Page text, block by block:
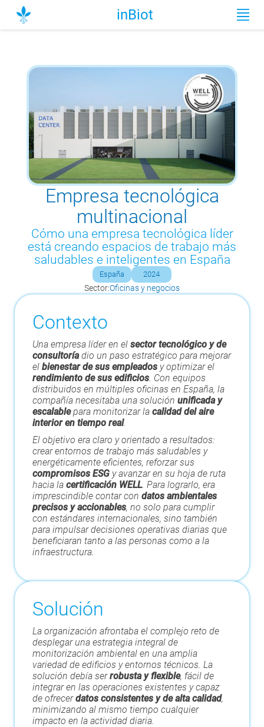
inBiot
Empresa tecnológica
multinacional
Cómo una empresa tecnológica líder
está creando espacios de trabajo más
saludables e inteligentes en España
España 2024
Sector:Oficinas y negocios
Contexto
Una empresa líder en el sector tecnológico y de
consultoríadio un paso estratégico para mejorar
el bienestar de sus empleados y optimizar el
rendimiento de sus edificios . Con equipos
distribuidos en múltiples oficinas en España, la
compañía necesitaba una solución unificada y
escalablepara monitorizar la calidad del aire
interior en tiempo real.
El objetivo era claro y orientado a resultados:
crear entornos de trabajo más saludables y
energéticamente eficientes, reforzar sus
compromisos ESG y avanzar en su hoja de ruta
hacia la certificación WELL. Para lograrlo, era
imprescindible contar con datos ambientales
precisos y accionables, no solo para cumplir
con estándares internacionales, sino también
para impulsar decisiones operativas diarias que
beneficiaran tanto a las personas como a la
infraestructura.
Solución
La organización afrontaba el complejo reto de
desplegar una estrategia integral de
monitorización ambiental en una amplia
variedad de edificios y entornos técnicos. La
solución debía serrobusta y flexible, fácil de
integrar en las operaciones existentes y capaz
de ofrecerdatos consistentes y de alta calidad,
minimizando al mismo tiempo cualquier
impacto en la actividad diaria.